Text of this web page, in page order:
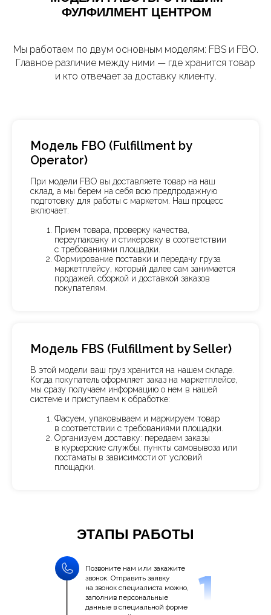
ФУЛФИЛМЕНТ ЦЕНТРОМ
Мы работаем по двум основным моделям: FBS и FBO.
Главное различие между ними — где хранится товар
и кто отвечает за доставку клиенту.
Модель FBO (Fulfillment by
Operator)
При модели FBO вы доставляете товар на наш
склад, а мы берем на себя всю предпродажную
подготовку для работы с маркетом. Наш процесс
включает:
Прием товара, проверку качества,
переупаковку и стикеровку в соответствии
с требованиями площадки.
Формирование поставки и передачу груза
маркетплейсу, который далее сам занимается
продажей, сборкой и доставкой заказов
покупателям.
Модель FBS (Fulfillment by Seller)
В этой модели ваш груз хранится на нашем складе.
Когда покупатель оформляет заказ на маркетплейсе,
мы сразу получаем информацию о нем в нашей
системе и приступаем к обработке:
Фасуем, упаковываем и маркируем товар
в соответствии с требованиями площадки.
Организуем доставку: передаем заказы
в курьерские службы, пункты самовывоза или
постаматы в зависимости от условий
площадки.
ЭТАПЫ РАБОТЫ
Позвоните нам или закажите
звонок. Отправить заявку
на звонок специалиста можно,
заполнив персональные
данные в специальной форме